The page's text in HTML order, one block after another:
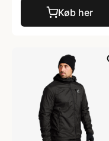
Køb her